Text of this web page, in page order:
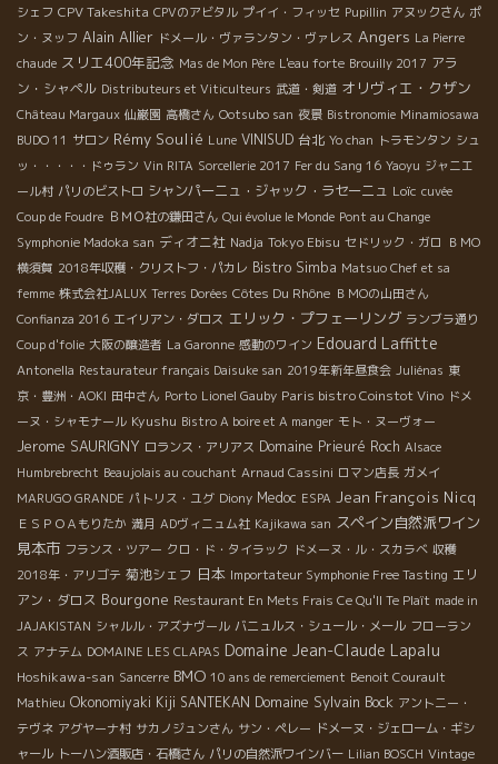
シェフ CPV Takeshita CPVのアビタル プイイ・フィッセ Pupillin アヌックさん ポ
ン・ヌッフ Alain Allier ドメール・ヴァランタン・ヴァレス Angers La Pierre
chaude スリエ400年記念 Mas de Mon Père L'eau forte Brouilly 2017 アラ
ン・シャペル Distributeurs et Viticulteurs 武道・剣道 オリヴィエ・クザン
Château Margaux 仙巌園 高橋さん Ootsubo san 夜景 Bistronomie Minamiosawa
BUDO 11 サロン Rémy Soulié Lune VINISUD 台北 Yo chan トラモンタン シュ
ッ・・・・・ドゥラン Vin RITA Sorcellerie 2017 Fer du Sang 16 Yaoyu ジャニエ
ール村 パリのビストロ シャンパーニュ・ジャック・ラセーニュ Loïc cuvée
Coup de Foudre ＢＭＯ社の鎌田さん Qui évolue le Monde Pont au Change
Symphonie Madoka san ディオニ社 Nadja Tokyo Ebisu セドリック・ガロ ＢＭО
横須賀 2018年収穫・クリストフ・パカレ Bistro Simba Matsuo Chef et sa
femme 株式会社JALUX Terres Dorées Côtes Du Rhône ＢＭОの山田さん
Confianza 2016 エイリアン・ダロス エリック・プフェーリング ランブラ通り
Coup d'folie 大阪の醸造者 La Garonne 感動のワイン Edouard Laffitte
Antonella Restaurateur français Daisuke san 2019年新年昼食会 Juliénas 東
京・豊洲・AOKI 田中さん Porto Lionel Gauby Paris bistro Coinstot Vino ドメ
ーヌ・シャモナール Kyushu Bistro A boire et A manger モト・ヌーヴォー
Jerome SAURIGNY ロランス・アリアス Domaine Prieuré Roch Alsace
Humbrebrecht Beaujolais au couchant Arnaud Cassini ロマン店長 ガメイ
MARUGO GRANDE パトリス・ユグ Diony Medoc ESPA Jean François Nicq
ＥＳＰＯＡもりたか 満月 ADヴィニュム社 Kajikawa san スペイン自然派ワイン
見本市 フランス・ツアー クロ・ド・タイラック ドメーヌ・ル・スカラベ 収穫
2018年・アリゴテ 菊池シェフ 日本 Importateur Symphonie Free Tasting エリ
アン・ダロス Bourgone Restaurant En Mets Frais Ce Qu'Il Te Plaît made in
JAJAKISTAN シャルル・アズナヴール バニュルス・シュール・メール フローラン
ス アナテム DOMAINE LES CLAPAS Domaine Jean-Claude Lapalu
Hoshikawa-san Sancerre BMO 10 ans de remerciement Benoit Courault
Mathieu Okonomiyaki Kiji SANTEKAN Domaine Sylvain Bock アントニー・
テヴネ アグヤーナ村 サカノジュンさん サン・ペレー ドメーヌ・ジェローム・ギシ
ャール トーハン酒販店・石橋さん パリの自然派ワインバー Lilian BOSCH Vintage